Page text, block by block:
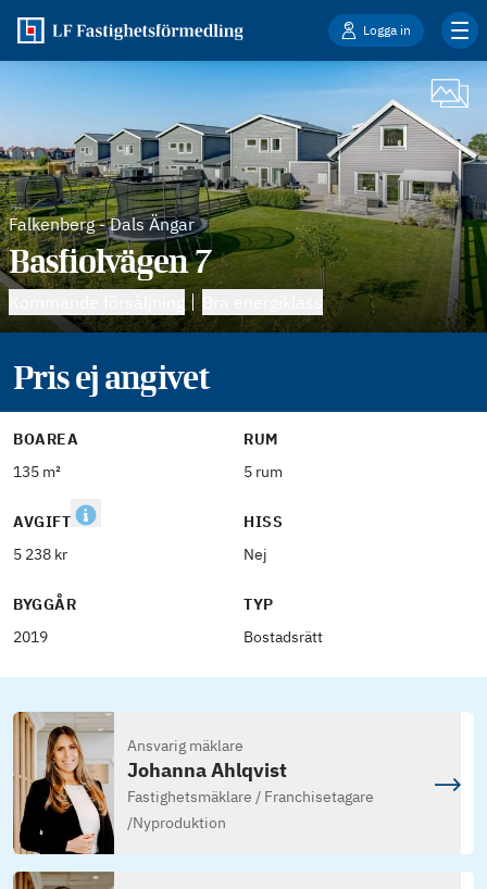
Logga in
Falkenberg-Dals Ängar
Basfiolvägen 7
Pris ej angivet
BOAREA
135 m²
RUM
5 rum
AVGIFT
5 238 kr
HISS
Nej
BYGGÅR
2019
TYP
Bostadsrätt
Ansvarig mäklare
Johanna Ahlqvist
Fastighetsmäklare / Franchisetagare
/Nyproduktion